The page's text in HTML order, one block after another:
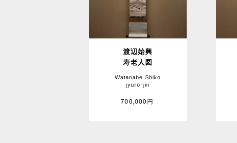
渡辺始興
寿老人図
Watanabe Shiko
jyuro-jin
700,000円